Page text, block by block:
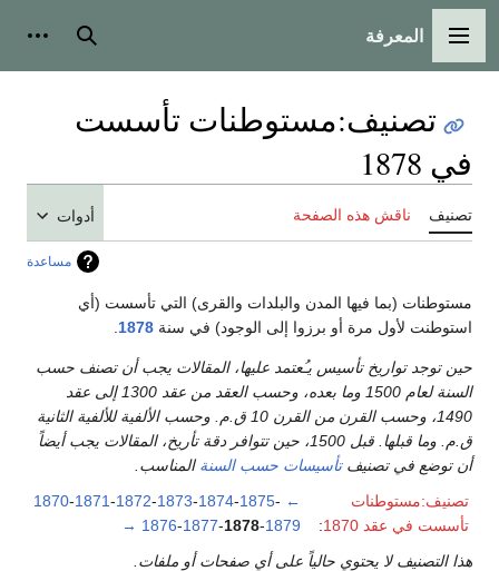
القائمة الرئيسية
المعرفة بحث
تصنيف:مستوطنات تأسست
في 1878
تصنيف ناقش هذه الصفحة أدوات
مساعدة
مستوطنات (بما فيها المدن والبلدات والقرى) التي تأسست (أي
استوطنت لأول مرة أو برزوا إلى الوجود) في سنة 1878
حين توجد تواريخ تأسيس يـُعتمد عليها، المقالات يجب أن تصنف حسب
السنة لعام 1500 وما بعده، وحسب العقد من عقد 1300 إلى عقد
1490، وحسب القرن من القرن 10 ق.م. وحسب الألفية للألفية الثانية
ق.م. وما قبلها. قبل 1500، حين تتوافر دقة تأريخ، المقالات يجب أيضاً
أن توضع في تصنيفتأسيسات حسب السنة المناسب.
تصنيف:مستوطنات
تأسست في عقد 1870
:
←
1870-1871-1872-1873-1874-1875-
1876-1877-1878-1879
→
هذا التصنيف لا يحتوي حالياً على أي صفحات أو ملفات.